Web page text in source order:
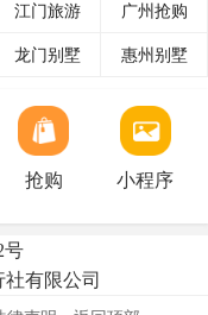
江门旅游 广州抢购
龙门别墅 惠州别墅
抢购 小程序
号
有限公司